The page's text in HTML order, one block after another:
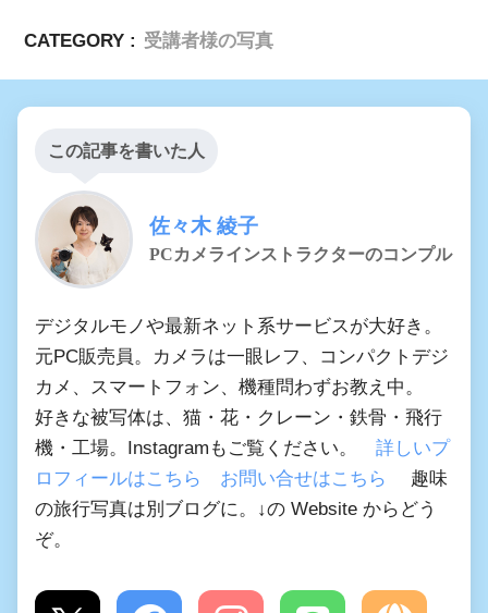
CATEGORY : 受講者様の写真
この記事を書いた人
佐々木 綾子
PCカメラインストラクターのコンプル
デジタルモノや最新ネット系サービスが大好き。
元PC販売員。カメラは一眼レフ、コンパクトデジ
カメ、スマートフォン、機種問わずお教え中。
好きな被写体は、猫・花・クレーン・鉄骨・飛行
機・工場。Instagramもご覧ください。 詳しいプ
ロフィールはこちら
お問い合せはこちら
趣味
の旅行写真は別ブログに。↓の Website からどう
ぞ。